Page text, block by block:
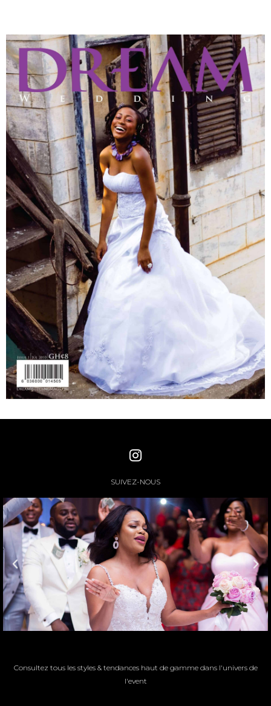
SUIVEZ-NOUS
Consultez tous les styles & tendances haut de gamme dans l'univers de
l'event